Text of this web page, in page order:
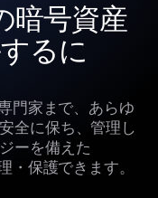
暗号資産
るに
門家まで、あらゆ
全に保ち、管理し
ーを備えた
保護できます。